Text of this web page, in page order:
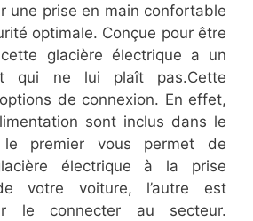
une prise en main confortable
optimale. Conçue pour être
glacière électrique a un
qui ne lui plaît pas.Cette
de connexion. En effet,
sont inclus dans le
premier vous permet de
électrique à la prise
votre voiture, l’autre est
le connecter au secteur.